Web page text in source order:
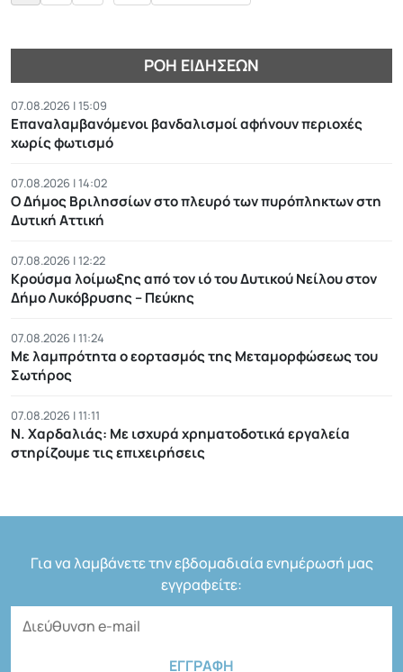
ΡΟΉ ΕΙΔΉΣΕΩΝ
07.08.2026 | 15:09
Επαναλαμβανόμενοι βανδαλισμοί αφήνουν περιοχές
χωρίς φωτισμό
07.08.2026 | 14:02
Ο Δήμος Βριλησσίων στο πλευρό των πυρόπληκτων στη
Δυτική Αττική
07.08.2026 | 12:22
Κρούσμα λοίμωξης από τον ιό του Δυτικού Νείλου στον
Δήμο Λυκόβρυσης – Πεύκης
07.08.2026 | 11:24
Με λαμπρότητα ο εορτασμός της Μεταμορφώσεως του
Σωτήρος
07.08.2026 | 11:11
Ν. Χαρδαλιάς: Με ισχυρά χρηματοδοτικά εργαλεία
στηρίζουμε τις επιχειρήσεις
Για να λαμβάνετε την εβδομαδιαία ενημέρωσή μας
εγγραφείτε: